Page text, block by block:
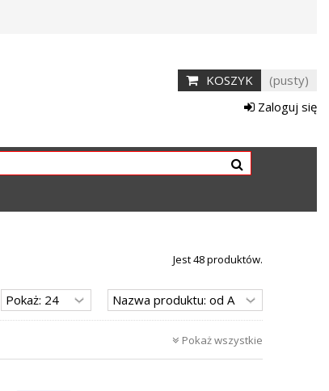
KOSZYK
(pusty)
Zaloguj się
Jest 48 produktów.
Pokaż wszystkie